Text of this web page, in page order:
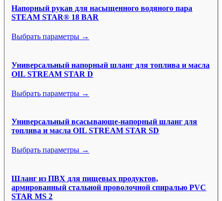
Напорный рукав для насыщенного водяного пара
STEAM STAR® 18 BAR
Выбрать параметры →
Универсальный напорный шланг для топлива и масла
OIL STREAM STAR D
Выбрать параметры →
Универсальный всасывающе-напорный шланг для
топлива и масла OIL STREAM STAR SD
Выбрать параметры →
Шланг из ПВХ для пищевых продуктов,
армированный стальной проволочной спиралью PVC
STAR MS 2